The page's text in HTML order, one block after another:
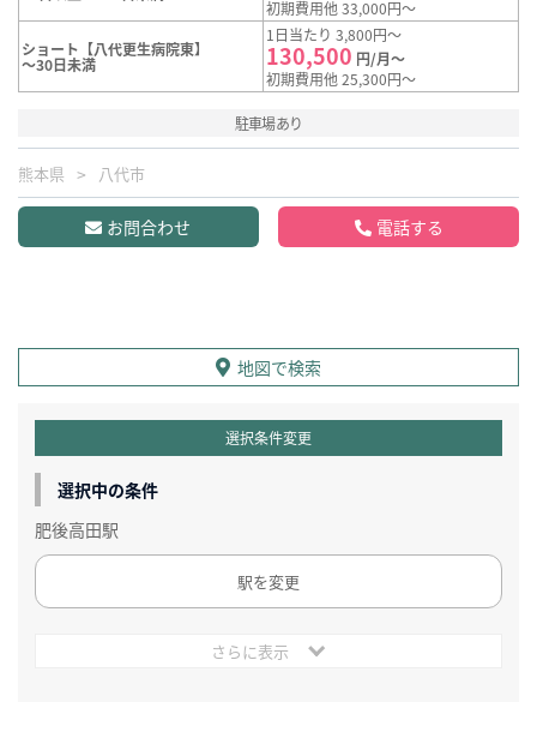
初期費用他 33,000円～
ショート【八代更生病院東】
～30日未満
1日当たり 3,800円～
130,500 円/月～
初期費用他 25,300円～
駐車場あり
熊本県 八代市
お問合わせ 電話する
地図で検索
選択条件変更
選択中の条件
肥後高田駅
駅を変更
さらに表示